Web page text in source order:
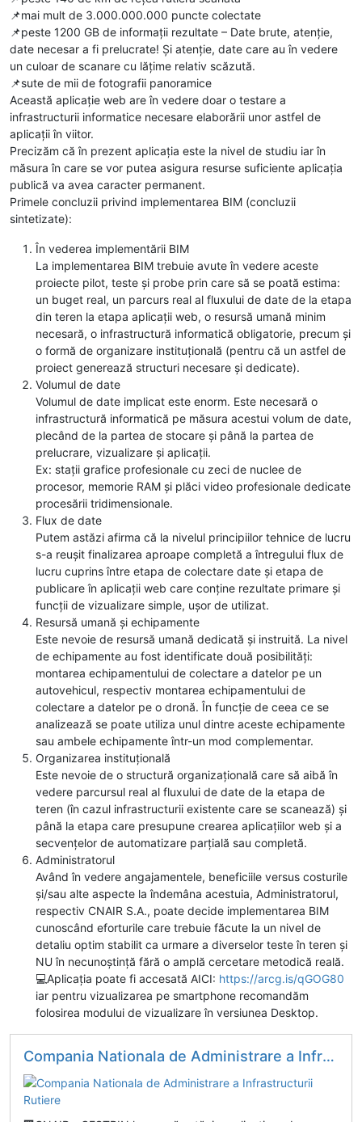
📌mai mult de 3.000.000.000 puncte colectate
📌peste 1200 GB de informații rezultate – Date brute, atenție,
date necesar a fi prelucrate! Și atenție, date care au în vedere
un culoar de scanare cu lățime relativ scăzută.
📌sute de mii de fotografii panoramice
Această aplicație web are în vedere doar o testare a
infrastructurii informatice necesare elaborării unor astfel de
aplicații în viitor.
Precizăm că în prezent aplicația este la nivel de studiu iar în
măsura în care se vor putea asigura resurse suficiente aplicația
publică va avea caracter permanent.
Primele concluzii privind implementarea BIM (concluzii
sintetizate):
În vederea implementării BIM
La implementarea BIM trebuie avute în vedere aceste
proiecte pilot, teste și probe prin care să se poată estima:
un buget real, un parcurs real al fluxului de date de la etapa
din teren la etapa aplicații web, o resursă umană minim
necesară, o infrastructură informatică obligatorie, precum și
o formă de organizare instituțională (pentru că un astfel de
proiect generează structuri necesare și dedicate).
Volumul de date
Volumul de date implicat este enorm. Este necesară o
infrastructură informatică pe măsura acestui volum de date,
plecând de la partea de stocare și până la partea de
prelucrare, vizualizare și aplicații.
Ex: stații grafice profesionale cu zeci de nuclee de
procesor, memorie RAM și plăci video profesionale dedicate
procesării tridimensionale.
Flux de date
Putem astăzi afirma că la nivelul principiilor tehnice de lucru
s-a reușit finalizarea aproape completă a întregului flux de
lucru cuprins între etapa de colectare date și etapa de
publicare în aplicații web care conține rezultate primare și
funcții de vizualizare simple, ușor de utilizat.
Resursă umană și echipamente
Este nevoie de resursă umană dedicată și instruită. La nivel
de echipamente au fost identificate două posibilități:
montarea echipamentului de colectare a datelor pe un
autovehicul, respectiv montarea echipamentului de
colectare a datelor pe o dronă. În funcție de ceea ce se
analizează se poate utiliza unul dintre aceste echipamente
sau ambele echipamente într-un mod complementar.
Organizarea instituțională
Este nevoie de o structură organizațională care să aibă în
vedere parcursul real al fluxului de date de la etapa de
teren (în cazul infrastructurii existente care se scanează) și
până la etapa care presupune crearea aplicațiilor web și a
secvențelor de automatizare parțială sau completă.
Administratorul
Având în vedere angajamentele, beneficiile versus costurile
și/sau alte aspecte la îndemâna acestuia, Administratorul,
respectiv CNAIR S.A., poate decide implementarea BIM
cunoscând eforturile care trebuie făcute la un nivel de
detaliu optim stabilit ca urmare a diverselor teste în teren și
NU în necunoștință fără o amplă cercetare metodică reală.
💻Aplicația poate fi accesată AICI: https://arcg.is/qGOG80
iar pentru vizualizarea pe smartphone recomandăm
folosirea modului de vizualizare în versiunea Desktop.
Compania Nationala de Administrare a Infrastructurii Rutiere